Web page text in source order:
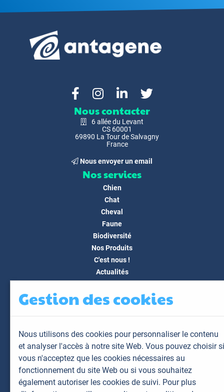
Nous contacter
6 allée du Levant
CS 60001
69890 La Tour de Salvagny
France
Nous envoyer un email
Nos services
Chien
Chat
Cheval
Faune
Biodiversité
Nos Produits
C'est nous !
Actualités
FAQ
Mon espace
Mes animaux
Mes résultats
Mes commandes
Mes factures
Gestion des cookies
Nous utilisons des cookies pour personnaliser le contenu
et analyser l'accès à notre site Web. Vous pouvez choisir si
vous n'acceptez que les cookies nécessaires au
fonctionnement du site Web ou si vous souhaitez
également autoriser les cookies de suivi. Pour plus